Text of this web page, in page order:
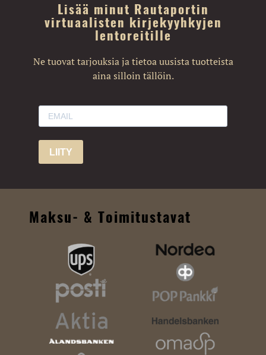
Lisää minut Rautaportin
virtuaalisten kirjekyyhkyjen
lentoreitille
Ne tuovat tarjouksia ja tietoa uusista tuotteista
aina silloin tällöin.
LIITY
Maksu- & Toimitustavat